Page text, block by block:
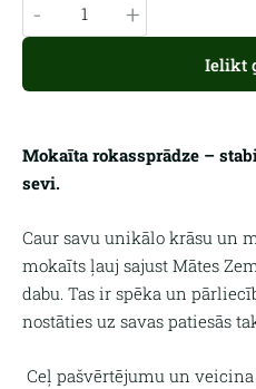
- +
Ielikt
Mokaīta rokassprādze –
sevi.
Caur savu unikālo krāsu un
mokaīts ļauj sajust Mātes
dabu. Tas ir spēka un
nostāties uz savas patiesās
Ceļ pašvērtējumu un